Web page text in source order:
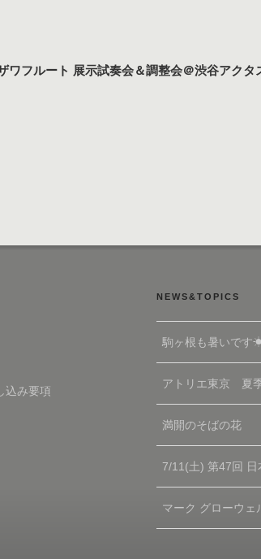
ワフルート 展示試奏会＆調整会＠渋谷アクタ
み要項
NEWS&TOPICS
駒ヶ根も暑いです
アトリエ東京 夏
満開のそばの花
7/11(土) 第47回
マーク グローウェ